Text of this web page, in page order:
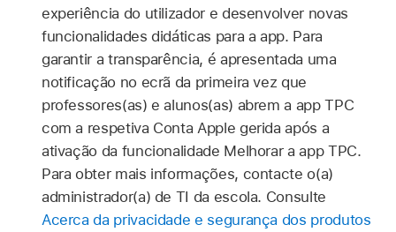
experiência do utilizador e desenvolver novas
funcionalidades didáticas para a app. Para
garantir a transparência, é apresentada uma
notificação no ecrã da primeira vez que
professores(as) e alunos(as) abrem a app TPC
com a respetiva Conta Apple gerida após a
ativação da funcionalidade Melhorar a app TPC.
Para obter mais informações, contacte o(a)
administrador(a) de TI da escola. Consulte
Acerca da privacidade e segurança dos produtos